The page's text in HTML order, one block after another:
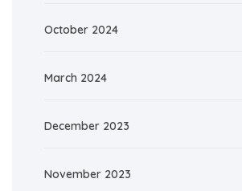
October 2024
March 2024
December 2023
November 2023